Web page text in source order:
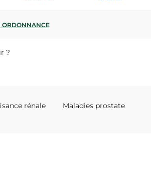
ORDONNANCE
?
rénale Maladies prostate